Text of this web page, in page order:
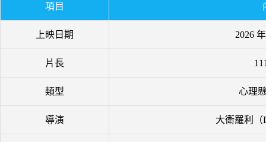
項目
上映日期 2026
片長
類型 心理
導演 大衛羅利（